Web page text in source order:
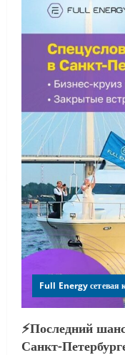
Full Energy сетевая
⚡️Последний
Санкт-